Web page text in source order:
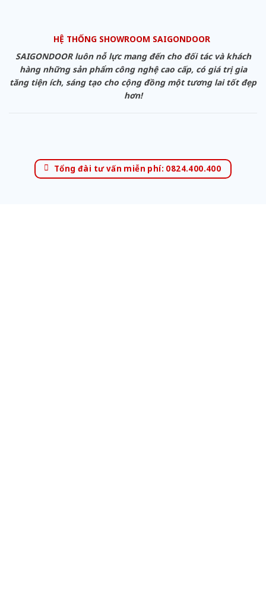
HỆ THỐNG SHOWROOM SAIGONDOOR
SAIGONDOOR luôn nỗ lực mang đến cho đối tác và khách
hàng những sản phẩm công nghệ cao cấp, có giá trị gia
tăng tiện ích, sáng tạo cho cộng đồng một tương lai tốt đẹp
hơn!
Tổng đài tư vấn miễn phí: 0824.400.400